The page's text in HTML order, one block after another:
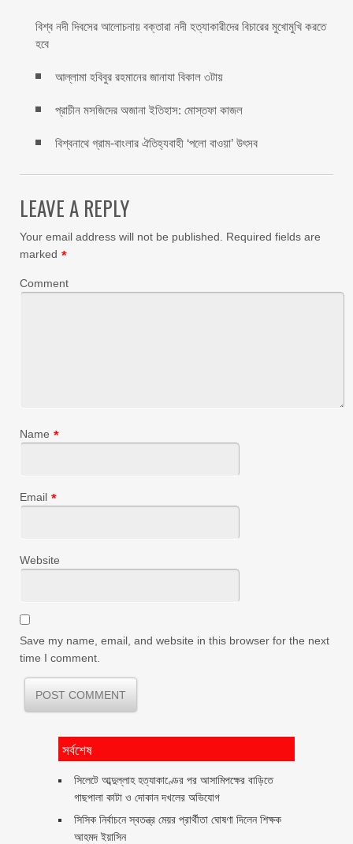
বিশ্ব নদী দিবসের আলোচনায় বক্তারা নদী হত্যাকারীদের বিচারের মুখোমুখি করতে
হবে
আল্লামা হবিবুর রহমানের জানাযা বিকাল ৩টায়
প্রাচীন মসজিদের অজানা ইতিহাস: মোস্তফা কাজল
বিশ্বনাথে গ্রাম-বাংলার ঐতিহ্যবাহী ‘পলো বাওয়া’ উৎসব
LEAVE A REPLY
Your email address will not be published.
Required fields are
marked *
Comment
Name *
Email *
Website
Save my name, email, and website in this browser for the next
time I comment.
সর্বশেষ
সিলেটে আব্দুল্লাহ হত্যাকাণ্ডের পর আসামিপক্ষের বাড়িতে
গাছপালা কাটা ও দোকান দখলের অভিযোগ
সিসিক নির্বাচনে স্বতন্ত্র মেয়র প্রার্থীতা ঘোষণা দিলেন শিক্ষক
আহমদ ইয়াসিন